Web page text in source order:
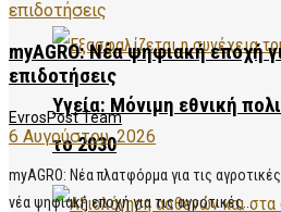
Υγεία: Μόνιμη εθνική
το 2030
myAGRO: Νέα ψηφιακή εποχή
επιδοτήσεις
EvrosPost Team
6 Αυγούστου, 2026
myAGRO: Νέα πλατφόρμα για τις
νέα ψηφιακή εποχή για τις αγροτικές...